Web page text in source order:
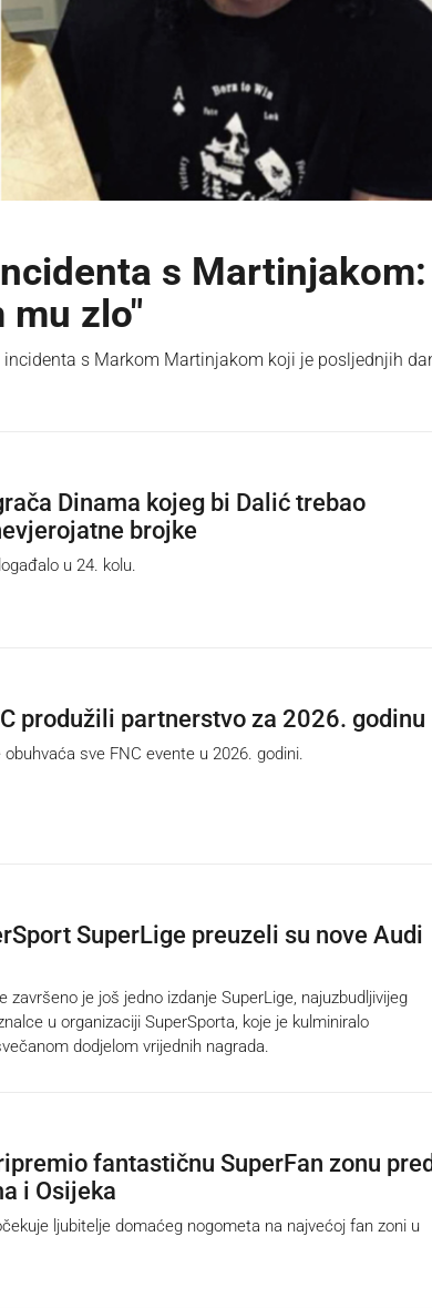
s Martinjakom:
mu zlo"
s Markom Martinjakom koji je posljednjih
Dinama kojeg bi Dalić trebao
brojke
u 24. kolu.
produžili partnerstvo za 2026. godinu
sve FNC evente u 2026. godini.
SuperLige preuzeli su nove Audi
završeno je još jedno izdanje SuperLige, najuzbudljivijeg
u organizaciji SuperSporta, koje je kulminiralo
dodjelom vrijednih nagrada.
fantastičnu SuperFan zonu
i Osijeka
ljubitelje domaćeg nogometa na najvećoj fan zoni u